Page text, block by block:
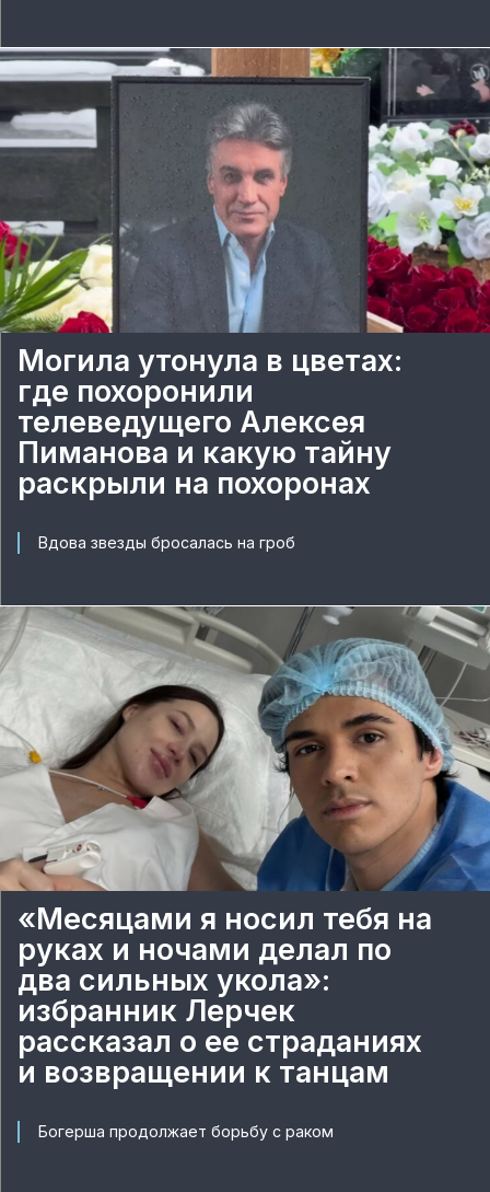
Могила утонула в цветах:
где похоронили
телеведущего Алексея
Пиманова и какую тайну
раскрыли на похоронах
Вдова звезды бросалась на гроб
«Месяцами я носил тебя на
руках и ночами делал по
два сильных укола»:
избранник Лерчек
рассказал о ее страданиях
и возвращении к танцам
Богерша продолжает борьбу с раком